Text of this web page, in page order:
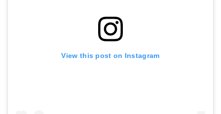
View this post on Instagram